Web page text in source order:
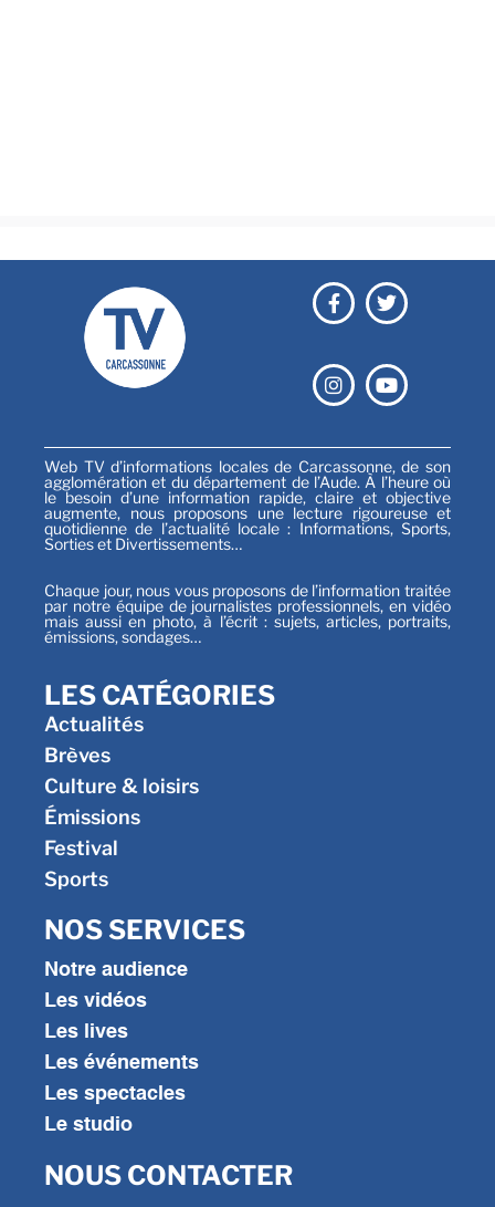
Web TV d’informations locales de Carcassonne, de son
agglomération et du département de l’Aude. À l’heure où
le besoin d’une information rapide, claire et objective
augmente, nous proposons une lecture rigoureuse et
quotidienne de l’actualité locale : Informations, Sports,
Sorties et Divertissements…
Chaque jour, nous vous proposons de l’information traitée
par notre équipe de journalistes professionnels, en vidéo
mais aussi en photo, à l’écrit : sujets, articles, portraits,
émissions, sondages…
LES CATÉGORIES
Actualités
Brèves
Culture & loisirs
Émissions
Festival
Sports
NOS SERVICES
Notre audience
Les vidéos
Les lives
Les événements
Les spectacles
Le studio
NOUS CONTACTER